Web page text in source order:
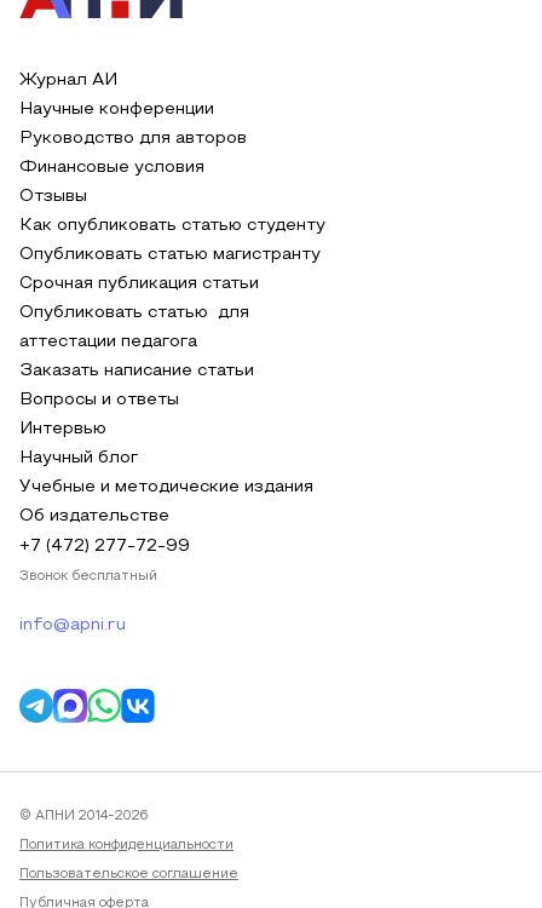
Журнал АИ
Научные конференции
Руководство для авторов
Финансовые условия
Отзывы
Как опубликовать статью студенту
Опубликовать статью магистранту
Срочная публикация статьи
Опубликовать статью для
аттестации педагога
Заказать написание статьи
Вопросы и ответы
Интервью
Научный блог
Учебные и методические издания
Об издательстве
+7 (472) 277-72-99
Звонок бесплатный
info@apni.ru
© АПНИ 2014-2026
Политика конфиденциальности
Пользовательское соглашение
Публичная оферта